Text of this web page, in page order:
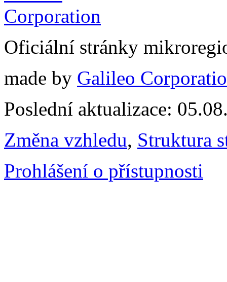
Oficiální stránky
made by Galileo
Poslední aktualizace:
Změna vzhledu, Struktura
Prohlášení o přístupnosti